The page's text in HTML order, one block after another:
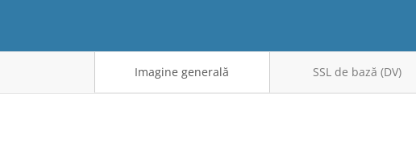
Imagine generală SSL de bază (DV)